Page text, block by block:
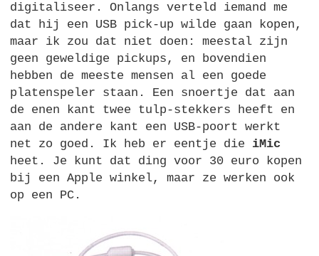
digitaliseer. Onlangs verteld iemand me
dat hij een USB pick-up wilde gaan kopen,
maar ik zou dat niet doen: meestal zijn
geen geweldige pickups, en bovendien
hebben de meeste mensen al een goede
platenspeler staan. Een snoertje dat aan
de enen kant twee tulp-stekkers heeft en
aan de andere kant een USB-poort werkt
net zo goed. Ik heb er eentje die iMic
heet. Je kunt dat ding voor 30 euro kopen
bij een Apple winkel, maar ze werken ook
op een PC.